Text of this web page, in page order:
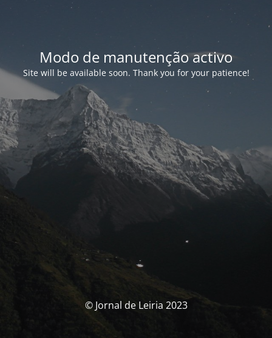
Modo de manutenção activo
Site will be available soon. Thank you for your patience!
© Jornal de Leiria 2023